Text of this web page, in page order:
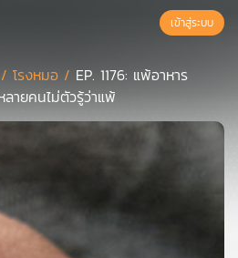
เข้าสู่ระบบ
/โรงหมอ / EP. 1176: แพ้อาหาร
ายคนไม่ตัวรู้ว่าแพ้